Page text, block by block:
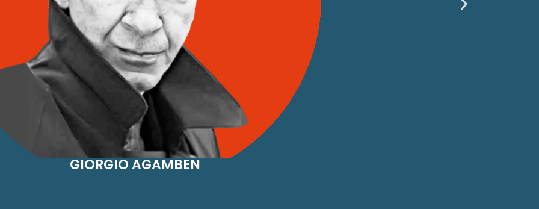
GIORGIO AGAMBEN